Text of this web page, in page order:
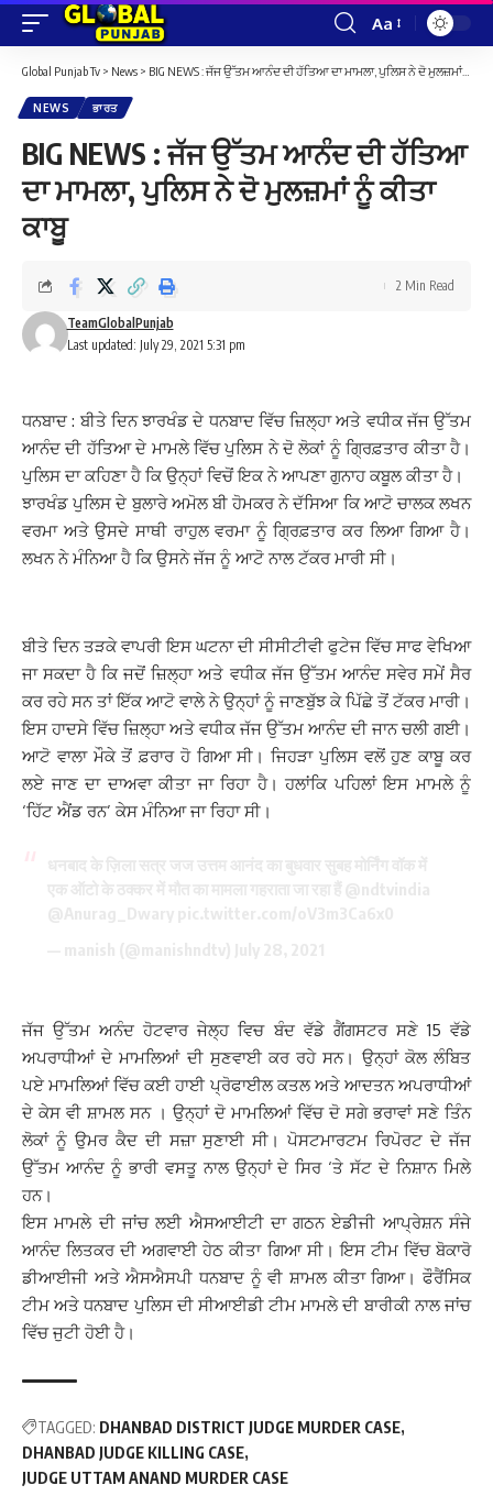
Font
Resizer
Aa
Global Punjab Tv > News > BIG NEWS : ਜੱਜ ਉੱਤਮ ਆਨੰਦ ਦੀ ਹੱਤਿਆ ਦਾ ਮਾਮਲਾ, ਪੁਲਿਸ ਨੇ ਦੋ ਮੁਲਜ਼ਮਾਂ ਨੂੰ ਕੀਤਾ ਕਾਬੂ
NEWS ਭਾਰਤ
BIG NEWS : ਜੱਜ ਉੱਤਮ ਆਨੰਦ ਦੀ ਹੱਤਿਆ
ਦਾ ਮਾਮਲਾ, ਪੁਲਿਸ ਨੇ ਦੋ ਮੁਲਜ਼ਮਾਂ ਨੂੰ ਕੀਤਾ
ਕਾਬੂ
Last updated: July 29, 2021 5:31 pm
TeamGlobalPunjab
2 Min Read
ਧਨਬਾਦ : ਬੀਤੇ ਦਿਨ ਝਾਰਖੰਡ ਦੇ ਧਨਬਾਦ ਵਿੱਚ ਜ਼ਿਲ੍ਹਾ ਅਤੇ ਵਧੀਕ ਜੱਜ ਉੱਤਮ
ਆਨੰਦ ਦੀ ਹੱਤਿਆ ਦੇ ਮਾਮਲੇ ਵਿੱਚ ਪੁਲਿਸ ਨੇ ਦੋ ਲੋਕਾਂ ਨੂੰ ਗ੍ਰਿਫ਼ਤਾਰ ਕੀਤਾ ਹੈ।
ਪੁਲਿਸ ਦਾ ਕਹਿਣਾ ਹੈ ਕਿ ਉਨ੍ਹਾਂ ਵਿਚੋਂ ਇਕ ਨੇ ਆਪਣਾ ਗੁਨਾਹ ਕਬੂਲ ਕੀਤਾ ਹੈ।
ਝਾਰਖੰਡ ਪੁਲਿਸ ਦੇ ਬੁਲਾਰੇ ਅਮੋਲ ਬੀ ਹੋਮਕਰ ਨੇ ਦੱਸਿਆ ਕਿ ਆਟੋ ਚਾਲਕ ਲਖਨ
ਵਰਮਾ ਅਤੇ ਉਸਦੇ ਸਾਥੀ ਰਾਹੁਲ ਵਰਮਾ ਨੂੰ ਗ੍ਰਿਫ਼ਤਾਰ ਕਰ ਲਿਆ ਗਿਆ ਹੈ।
ਲਖਨ ਨੇ ਮੰਨਿਆ ਹੈ ਕਿ ਉਸਨੇ ਜੱਜ ਨੂੰ ਆਟੋ ਨਾਲ ਟੱਕਰ ਮਾਰੀ ਸੀ।
ਬੀਤੇ ਦਿਨ ਤੜਕੇ ਵਾਪਰੀ ਇਸ ਘਟਨਾ ਦੀ ਸੀਸੀਟੀਵੀ ਫੁਟੇਜ ਵਿੱਚ ਸਾਫ ਵੇਖਿਆ
ਜਾ ਸਕਦਾ ਹੈ ਕਿ ਜਦੋਂ ਜ਼ਿਲ੍ਹਾ ਅਤੇ ਵਧੀਕ ਜੱਜ ਉੱਤਮ ਆਨੰਦ ਸਵੇਰ ਸਮੇਂ ਸੈਰ
ਕਰ ਰਹੇ ਸਨ ਤਾਂ ਇੱਕ ਆਟੋ ਵਾਲੇ ਨੇ ਉਨ੍ਹਾਂ ਨੂੰ ਜਾਣਬੁੱਝ ਕੇ ਪਿੱਛੇ ਤੋਂ ਟੱਕਰ ਮਾਰੀ।
ਇਸ ਹਾਦਸੇ ਵਿੱਚ ਜ਼ਿਲ੍ਹਾ ਅਤੇ ਵਧੀਕ ਜੱਜ ਉੱਤਮ ਆਨੰਦ ਦੀ ਜਾਨ ਚਲੀ ਗਈ।
ਆਟੋ ਵਾਲਾ ਮੌਕੇ ਤੋਂ ਫ਼ਰਾਰ ਹੋ ਗਿਆ ਸੀ। ਜਿਹੜਾ ਪੁਲਿਸ ਵਲੋਂ ਹੁਣ ਕਾਬੂ ਕਰ
ਲਏ ਜਾਣ ਦਾ ਦਾਅਵਾ ਕੀਤਾ ਜਾ ਰਿਹਾ ਹੈ। ਹਲਾਂਕਿ ਪਹਿਲਾਂ ਇਸ ਮਾਮਲੇ ਨੂੰ
‘ਹਿੱਟ ਐਂਡ ਰਨ’ ਕੇਸ ਮੰਨਿਆ ਜਾ ਰਿਹਾ ਸੀ।
ਜੱਜ ਉੱਤਮ ਅਨੰਦ ਹੋਟਵਾਰ ਜੇਲ੍ਹ ਵਿਚ ਬੰਦ ਵੱਡੇ ਗੈਂਗਸਟਰ ਸਣੇ 15 ਵੱਡੇ
ਅਪਰਾਧੀਆਂ ਦੇ ਮਾਮਲਿਆਂ ਦੀ ਸੁਣਵਾਈ ਕਰ ਰਹੇ ਸਨ। ਉਨ੍ਹਾਂ ਕੋਲ ਲੰਬਿਤ
ਪਏ ਮਾਮਲਿਆਂ ਵਿੱਚ ਕਈ ਹਾਈ ਪ੍ਰੋਫਾਈਲ ਕਤਲ ਅਤੇ ਆਦਤਨ ਅਪਰਾਧੀਆਂ
ਦੇ ਕੇਸ ਵੀ ਸ਼ਾਮਲ ਸਨ । ਉਨ੍ਹਾਂ ਦੋ ਮਾਮਲਿਆਂ ਵਿੱਚ ਦੋ ਸਗੇ ਭਰਾਵਾਂ ਸਣੇ ਤਿੰਨ
ਲੋਕਾਂ ਨੂੰ ਉਮਰ ਕੈਦ ਦੀ ਸਜ਼ਾ ਸੁਣਾਈ ਸੀ। ਪੋਸਟਮਾਰਟਮ ਰਿਪੋਰਟ ਦੇ ਜੱਜ
ਉੱਤਮ ਆਨੰਦ ਨੂੰ ਭਾਰੀ ਵਸਤੂ ਨਾਲ ਉਨ੍ਹਾਂ ਦੇ ਸਿਰ ‘ਤੇ ਸੱਟ ਦੇ ਨਿਸ਼ਾਨ ਮਿਲੇ
ਹਨ।
ਇਸ ਮਾਮਲੇ ਦੀ ਜਾਂਚ ਲਈ ਐਸਆਈਟੀ ਦਾ ਗਠਨ ਏਡੀਜੀ ਆਪ੍ਰੇਸ਼ਨ ਸੰਜੇ
ਆਨੰਦ ਲਿਤਕਰ ਦੀ ਅਗਵਾਈ ਹੇਠ ਕੀਤਾ ਗਿਆ ਸੀ। ਇਸ ਟੀਮ ਵਿੱਚ ਬੋਕਾਰੋ
ਡੀਆਈਜੀ ਅਤੇ ਐਸਐਸਪੀ ਧਨਬਾਦ ਨੂੰ ਵੀ ਸ਼ਾਮਲ ਕੀਤਾ ਗਿਆ। ਫੌਰੈਂਸਿਕ
ਟੀਮ ਅਤੇ ਧਨਬਾਦ ਪੁਲਿਸ ਦੀ ਸੀਆਈਡੀ ਟੀਮ ਮਾਮਲੇ ਦੀ ਬਾਰੀਕੀ ਨਾਲ ਜਾਂਚ
ਵਿੱਚ ਜੁਟੀ ਹੋਈ ਹੈ।
TAGGED: DHANBAD DISTRICT JUDGE MURDER CASE
DHANBAD JUDGE KILLING CASE
JUDGE UTTAM ANAND MURDER CASE